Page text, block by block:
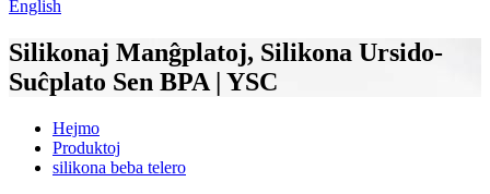
English
Silikonaj Manĝplatoj, Silikona Ursido-
Suĉplato Sen BPA | YSC
Hejmo
Produktoj
silikona beba telero